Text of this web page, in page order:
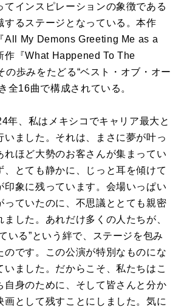
てインスピレーションの象徴である
するステージとなっている。本作
All My Demons Greeting Me as a
作『What Happened To The
の歩みをたどる“ベスト・オブ・オー
全16曲で構成されている。
年、私はメキシコでキャリア最大と
いました。それは、まさに夢が叶っ
れほど大勢のお客さんが集まってい
、とても静かに、じっと耳を傾けて
印象に残っています。会場いっぱい
っていたのに、不思議ととても親密
ました。あれだけ多くの人たちが、
いる”という絆で、ステージを包み
のです。この公演が特別なものにな
いました。だからこそ、私たちはこ
自身のために、そして皆さんと分か
画として残すことにしました。気に